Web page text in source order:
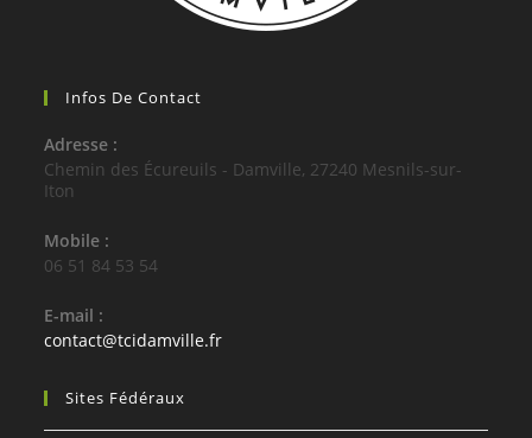
Infos De Contact
Adresse :
Chemin des Écureuils - Damville, 27240 Mesnils-sur-
Iton
Mobile :
06 51 84 53 54
E-mail :
contact@tcidamville.fr
Sites Fédéraux